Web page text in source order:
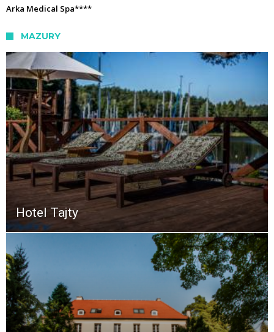
Arka Medical Spa****
MAZURY
Hotel Tajty